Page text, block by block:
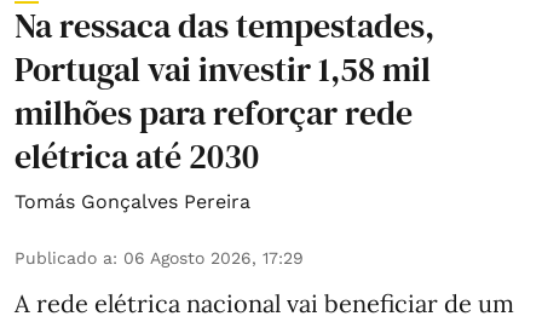
Na ressaca das tempestades,
Portugal vai investir 1,58 mil
milhões para reforçar rede
elétrica até 2030
Tomás Gonçalves Pereira
Publicado a: 06 Agosto 2026, 17:29
A rede elétrica nacional vai beneficiar de um